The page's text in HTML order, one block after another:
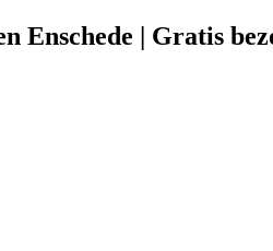
Enschede | Gratis